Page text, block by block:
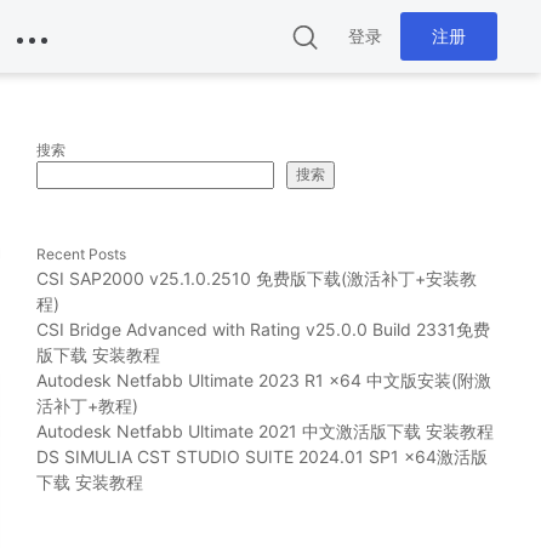
登录 注册
搜索
搜索
Recent Posts
CSI SAP2000 v25.1.0.2510 免费版下载(激活补丁+安装教
程)
CSI Bridge Advanced with Rating v25.0.0 Build 2331免费
版下载 安装教程
Autodesk Netfabb Ultimate 2023 R1 x64 中文版安装(附激
活补丁+教程)
Autodesk Netfabb Ultimate 2021 中文激活版下载 安装教程
DS SIMULIA CST STUDIO SUITE 2024.01 SP1 x64激活版
下载 安装教程